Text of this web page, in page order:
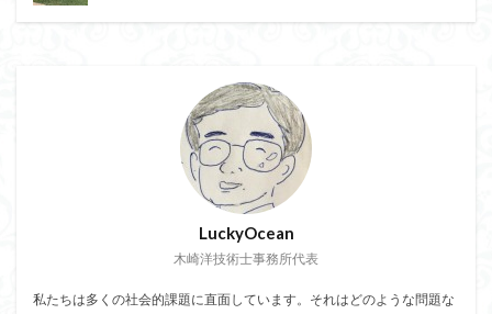
LuckyOcean
木崎洋技術士事務所代表
私たちは多くの社会的課題に直面しています。それはどのような問題な